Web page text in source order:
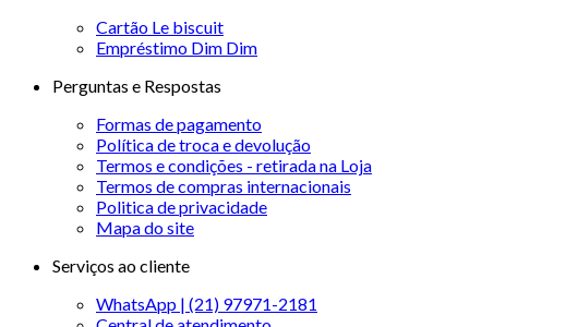
Cartão Le biscuit
Empréstimo Dim Dim
Perguntas e Respostas
Formas de pagamento
Política de troca e devolução
Termos e condições - retirada na Loja
Termos de compras internacionais
Politica de privacidade
Mapa do site
Serviços ao cliente
WhatsApp | (21) 97971-2181